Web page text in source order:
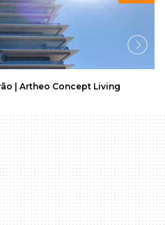
| Artheo Concept Living